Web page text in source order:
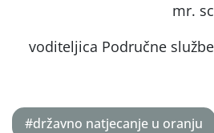
mr.
voditeljica Područne
#državno natjecanje u oranju